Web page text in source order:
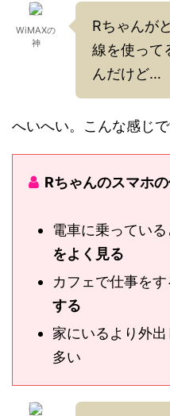
WiMAXの
神
Rちゃんが
線を使って
んだけど…
へいへい。こんな感じで
Rちゃんのスマホ
電車に乗っている
をよく見る
カフェで仕事を
する
家にいるより外
多い